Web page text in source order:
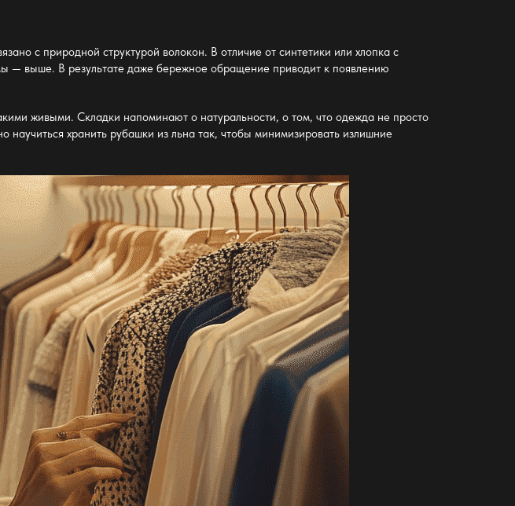
с природной структурой волокон. В отличие от синтетики или хлопка с
— выше. В результате даже бережное обращение приводит к появлению
живыми. Складки напоминают о натуральности, о том, что одежда не просто
научитьсяхранить рубашки из льна так, чтобы минимизировать излишние